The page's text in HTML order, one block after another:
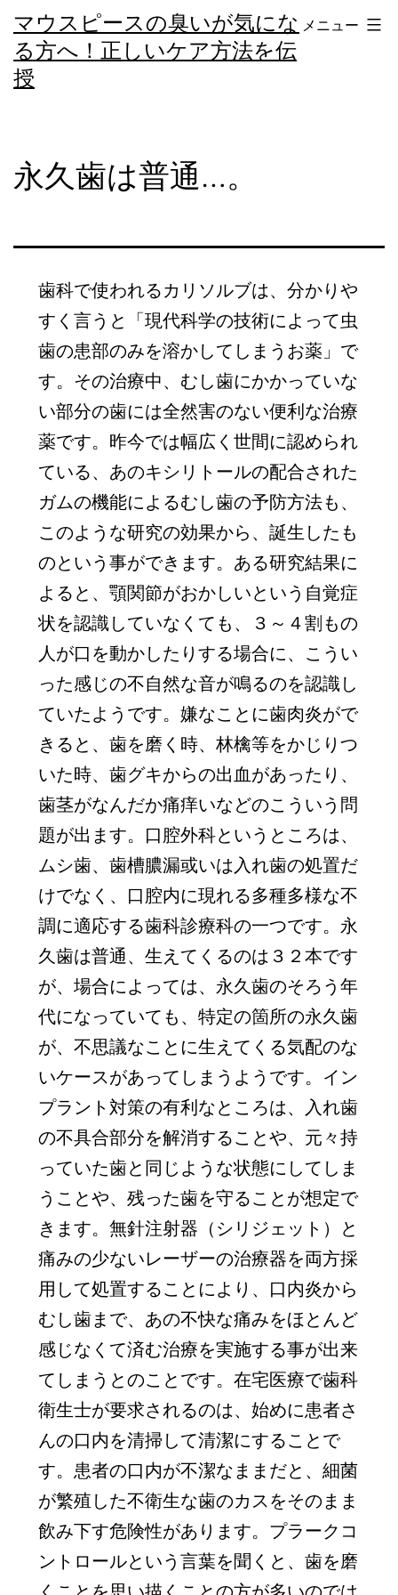
コ
テ
ス
マウスピースの臭いが気にな
る方へ！正しいケア方法を伝
授
メニュー
永久歯は普通…。
歯科で使われるカリソルブは、分かりや
すく言うと「現代科学の技術によって虫
歯の患部のみを溶かしてしまうお薬」で
す。その治療中、むし歯にかかっていな
い部分の歯には全然害のない便利な治療
薬です。昨今では幅広く世間に認められ
ている、あのキシリトールの配合された
ガムの機能によるむし歯の予防方法も、
このような研究の効果から、誕生したも
のという事ができます。ある研究結果に
よると、顎関節がおかしいという自覚症
状を認識していなくても、３～４割もの
人が口を動かしたりする場合に、こうい
った感じの不自然な音が鳴るのを認識し
ていたようです。嫌なことに歯肉炎がで
きると、歯を磨く時、林檎等をかじりつ
いた時、歯グキからの出血があったり、
歯茎がなんだか痛痒いなどのこういう問
題が出ます。口腔外科というところは、
ムシ歯、歯槽膿漏或いは入れ歯の処置だ
けでなく、口腔内に現れる多種多様な不
調に適応する歯科診療科の一つです。永
久歯は普通、生えてくるのは３２本です
が、場合によっては、永久歯のそろう年
代になっていても、特定の箇所の永久歯
が、不思議なことに生えてくる気配のな
いケースがあってしまうようです。イン
プラント対策の有利なところは、入れ歯
の不具合部分を解消することや、元々持
っていた歯と同じような状態にしてしま
うことや、残った歯を守ることが想定で
きます。無針注射器（シリジェット）と
痛みの少ないレーザーの治療器を両方採
用して処置することにより、口内炎から
むし歯まで、あの不快な痛みをほとんど
感じなくて済む治療を実施する事が出来
てしまうとのことです。在宅医療で歯科
衛生士が要求されるのは、始めに患者さ
んの口内を清掃して清潔にすることで
す。患者の口内が不潔なままだと、細菌
が繁殖した不衛生な歯のカスをそのまま
飲み下す危険性があります。プラークコ
ントロールという言葉を聞くと、歯を磨